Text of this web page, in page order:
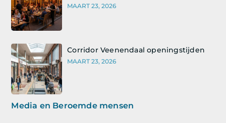
MAART 23, 2026
Corridor Veenendaal openingstijden
MAART 23, 2026
Media en Beroemde mensen